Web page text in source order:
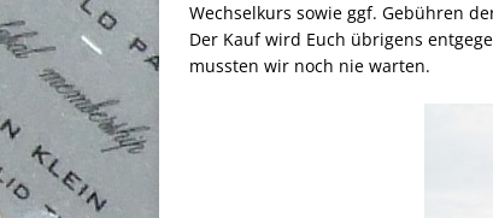
Wechselkurs sowie ggf. Gebühren
Der Kauf wird Euch übrigens
mussten wir noch nie warten.